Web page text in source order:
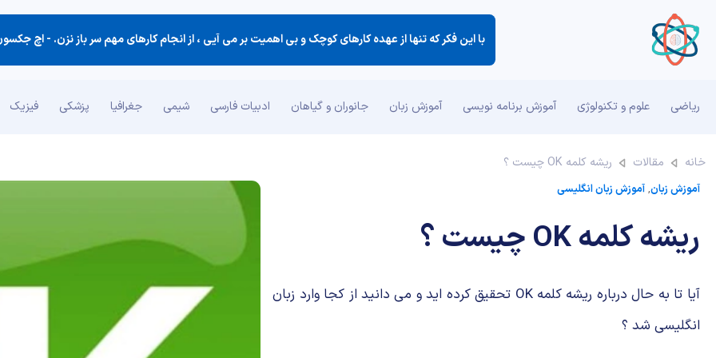
با این فكر كه تنها از عهده كارهای كوچك و بی اهمیت بر می آیی ، از انجام كارهای مهم سر باز نزن. -اچ جکسون براون
ریاضی علوم و تکنولوژی آموزش برنامه نویسی آموزش زبان جانوران و گیاهان ادبیات فارسی شیمی جغرافیا پزشکی فیزیک
خانه مقالات ریشه کلمه OK چیست ؟
آموزش زبان,آموزش زبان انگلیسی
ریشه کلمه OK چیست ؟
آیا تا به حال درباره ریشه کلمه OK تحقیق کرده اید و می دانید از کجا وارد زبان
انگلیسی شد ؟